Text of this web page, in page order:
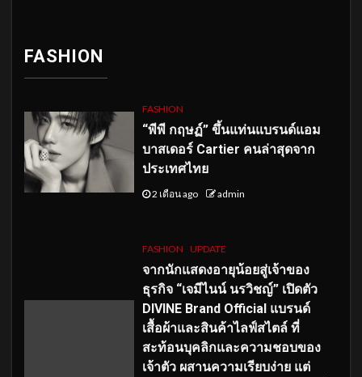
FASHION
FASHION
“พีพี กฤษฏ์” ขึ้นแท่นแบรนด์แอม
บาสเดอร์ Cartier คนล่าสุดจาก
ประเทศไทย
2 เดือน ago admin
FASHION UPDATE
จากนักแสดงอายุน้อยสู่เจ้าของ
ธุรกิจ “เจมีไนน์ นรวิชญ์” เปิดตัว
DIVINE Brand Official แบรนด์
เสื้อผ้าและสินค้าไลฟ์สไตล์ ที่
สะท้อนบุคลิกและความชอบของ
เจ้าตัว ผสานความเรียบง่าย แต่